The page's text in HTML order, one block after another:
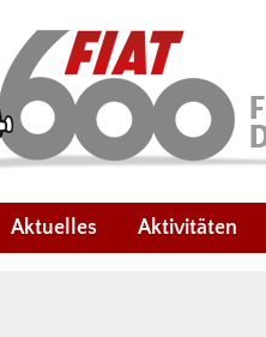
Aktuelles Aktivitäten